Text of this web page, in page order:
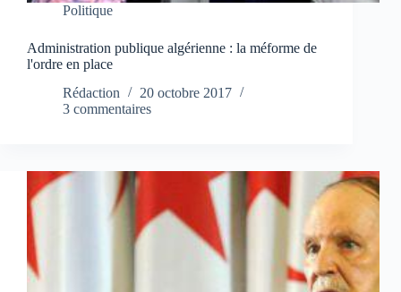
Politique
Administration publique algérienne : la méforme de
l'ordre en place
Rédaction
20 octobre 2017
3 commentaires